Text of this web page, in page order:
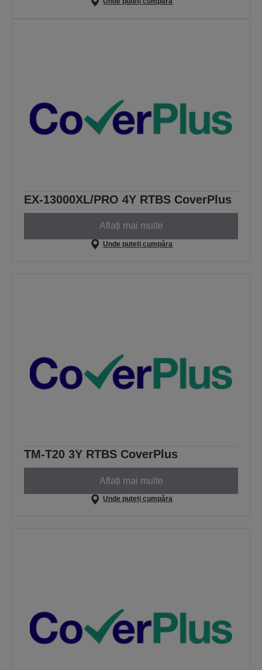
EX-13000XL/PRO 4Y RTBS CoverPlus
Aflați mai multe
Unde puteți cumpăra
TM-T20 3Y RTBS CoverPlus
Aflați mai multe
Unde puteți cumpăra